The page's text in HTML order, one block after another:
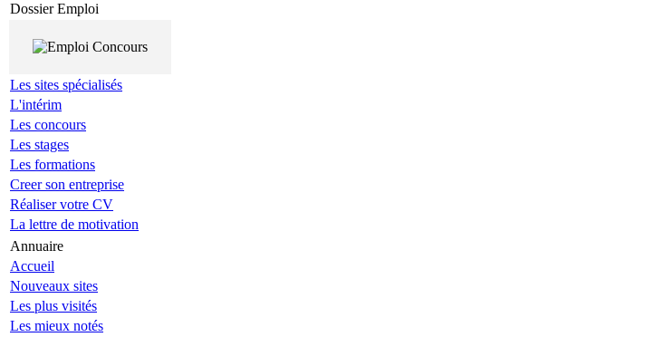
Dossier Emploi
Les sites spécialisés
L'intérim
Les concours
Les stages
Les formations
Creer son entreprise
Réaliser votre CV
La lettre de motivation
Annuaire
Accueil
Nouveaux sites
Les plus visités
Les mieux notés